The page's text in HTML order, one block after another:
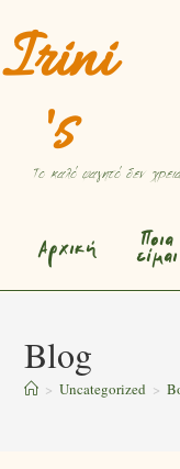
Irini
's
Το καλό φαγητό δεν
Αρχική
Ποια
είμαι
Blog
> Uncategorized >